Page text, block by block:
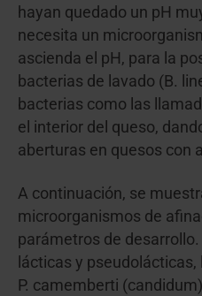
hayan quedado un pH
necesita un
ascienda el pH, para la
bacterias de lavado (B.
bacterias como las
el interior del queso,
aberturas en quesos con
A continuación, se
microorganismos de
parámetros de
lácticas y
P. camemberti